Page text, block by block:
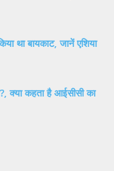
था बायकाट, जानें एशिया
क्या कहता है आईसीसी का